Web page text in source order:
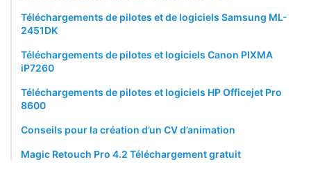
Téléchargements de pilotes et de logiciels Samsung ML-
2451DK
Téléchargements de pilotes et logiciels Canon PIXMA
iP7260
Téléchargements de pilotes et logiciels HP Officejet Pro
8600
Conseils pour la création d’un CV d’animation
Magic Retouch Pro 4.2 Téléchargement gratuit